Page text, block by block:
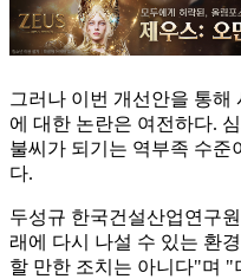
그러나 이번 개선안을 통해
에 대한 논란은 여전하다.
불씨가 되기는 역부족 수준
다.
두성규 한국건설산업연구
래에 다시 나설 수 있는 환
할 만한 조치는 아니다"며 "